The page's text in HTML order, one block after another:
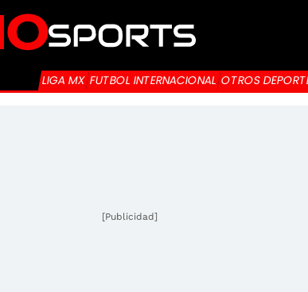
LIGA MX FUTBOL INTERNACIONAL OTROS
[Publicidad]